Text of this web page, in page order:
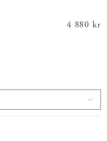
Pris:
4 880 kr